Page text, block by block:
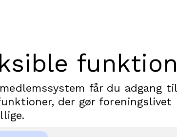
får du adgang
der gør foreningslivet